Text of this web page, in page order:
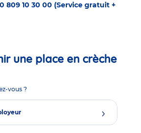
0 809 10 30 00 (Service gratuit +
une place en crèche
vous ?